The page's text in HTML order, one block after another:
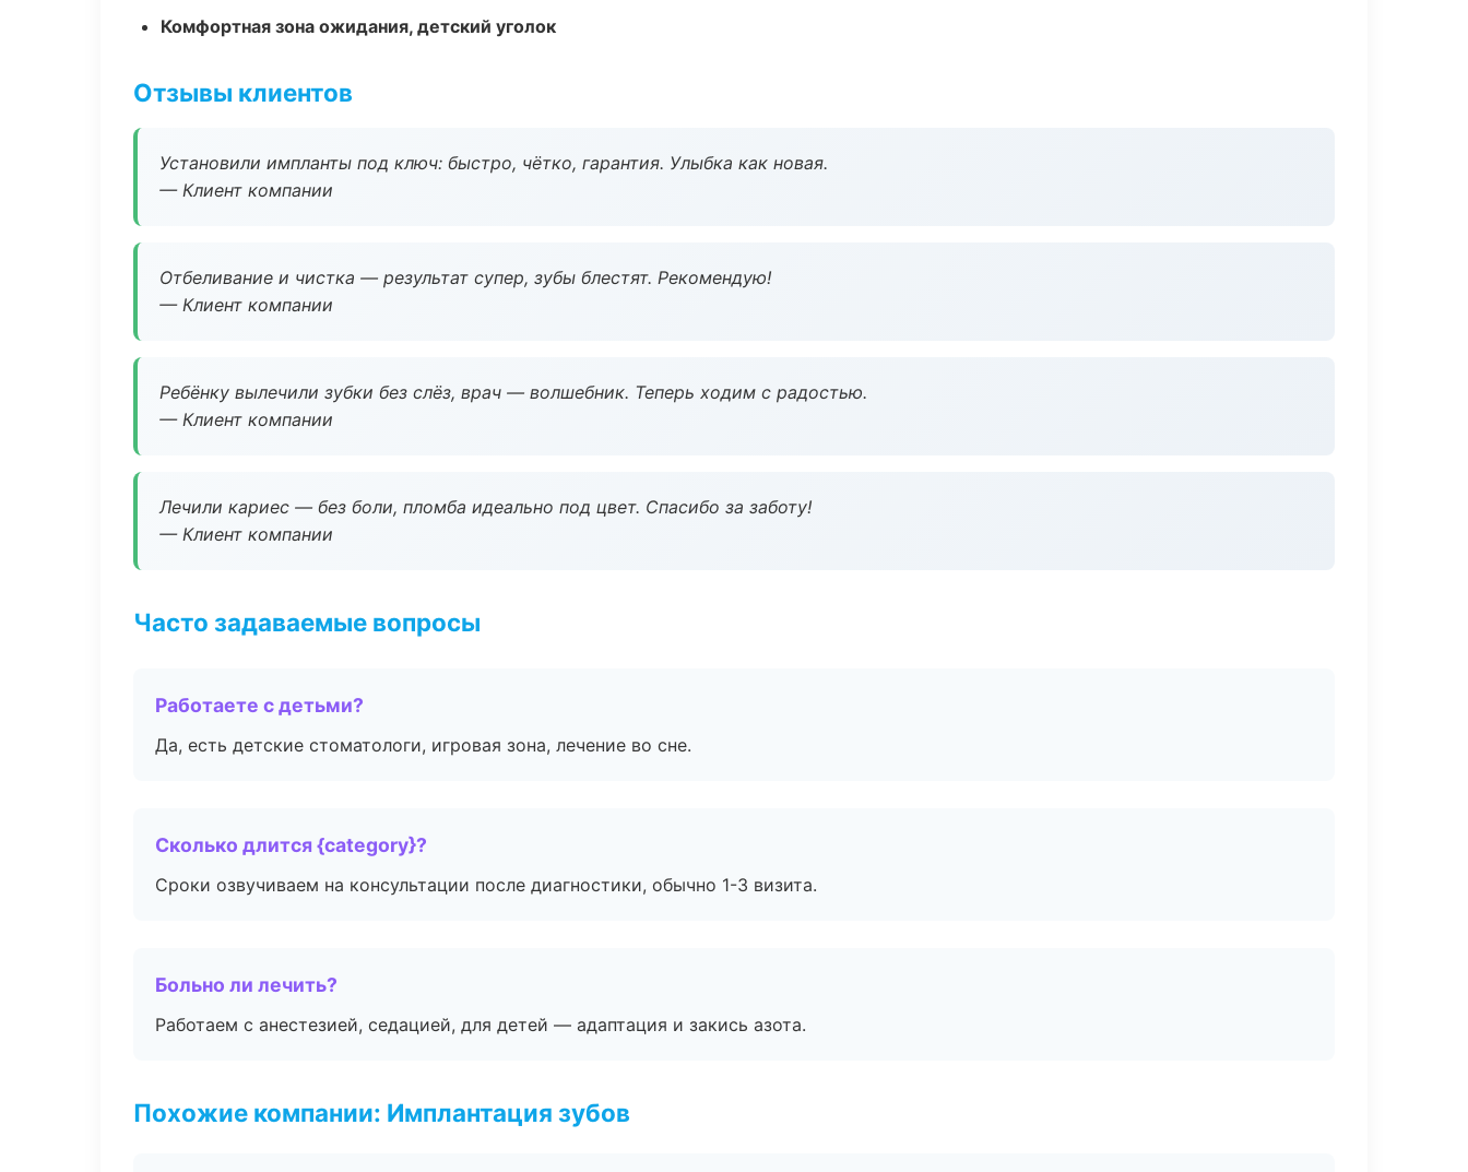
Комфортная зона ожидания, детский уголок
Отзывы клиентов
Установили импланты под ключ: быстро, чётко, гарантия. Улыбка как новая.
— Клиент компании
Отбеливание и чистка — результат супер, зубы блестят. Рекомендую!
— Клиент компании
Ребёнку вылечили зубки без слёз, врач — волшебник. Теперь ходим с радостью.
— Клиент компании
Лечили кариес — без боли, пломба идеально под цвет. Спасибо за заботу!
— Клиент компании
Часто задаваемые вопросы
Работаете с детьми?
Да, есть детские стоматологи, игровая зона, лечение во сне.
Сколько длится {category}?
Сроки озвучиваем на консультации после диагностики, обычно 1-3 визита.
Больно ли лечить?
Работаем с анестезией, седацией, для детей — адаптация и закись азота.
Похожие компании: Имплантация зубов